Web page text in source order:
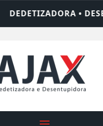
• LIMPEZA